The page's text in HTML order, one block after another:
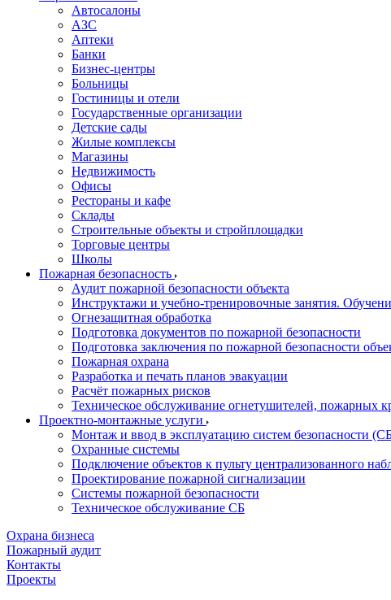
Автосалоны
АЗС
Аптеки
Банки
Бизнес-центры
Больницы
Гостиницы и отели
Государственные организации
Детские сады
Жилые комплексы
Магазины
Недвижимость
Офисы
Рестораны и кафе
Склады
Строительные объекты и стройплощадки
Торговые центры
Школы
Пожарная безопасность
Аудит пожарной безопасности объекта
Инструктажи и учебно-тренировочные занятия.
Огнезащитная обработка
Подготовка документов по пожарной безопасности
Подготовка заключения по пожарной безопасности
Пожарная охрана
Разработка и печать планов эвакуации
Расчёт пожарных рисков
Техническое обслуживание огнетушителей, пожарных
Проектно-монтажные услуги
Монтаж и ввод в эксплуатацию систем безопасности
Охранные системы
Подключение объектов к пульту централизованного
Проектирование пожарной сигнализации
Системы пожарной безопасности
Техническое обслуживание СБ
Охрана бизнеса
Пожарный аудит
Контакты
Проекты